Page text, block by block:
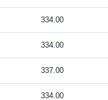
334.00
334.00
337.00
334.00